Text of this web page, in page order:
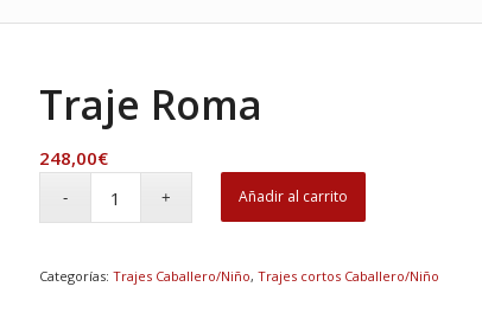
Traje Roma
248,00€
Añadir al carrito
Categorías:Trajes Caballero/Niño,Trajes cortos Caballero/Niño